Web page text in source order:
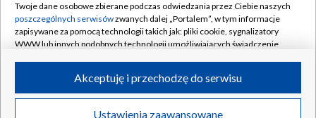
Rada Programowa
System NOS
Informacje o nadawcy
Program dla prasy
Kontakt
Kanały
©2026 Telewizja Polska S.A. w likwidacji
Twoje dane osobowe zbierane podczas odwiedzania przez Ciebie naszych
poszczególnych serwisówzwanych dalej „Portalem”, w tym informacje
zapisywane za pomocą technologii takich jak: pliki cookie, sygnalizatory
WWW lub innych podobnych technologii umożliwiających świadczenie
ruchu w Internecie.
Twoje dane osobowe zbierane podczas odwiedzania przez Ciebie
Ustawienia zaawansowane
Akceptuję i przechodzę do serwisu